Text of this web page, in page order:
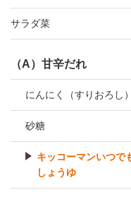
サラダ菜
（A）甘辛だれ
にんにく（すりおろし）
砂糖
キッコーマンいつで
しょうゆ